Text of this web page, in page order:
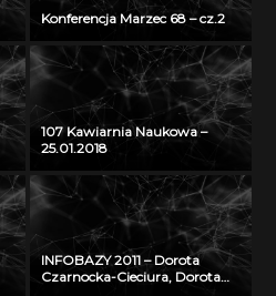
Konferencja Marzec 68 – cz.2
107 Kawiarnia Naukowa –
25.01.2018
INFOBAZY 2011 – Dorota
Czarnocka-Cieciura, Dorota